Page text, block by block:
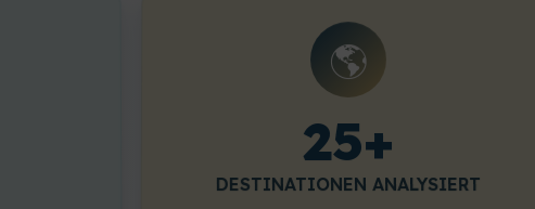
🌎
25+
DESTINATIONEN ANALYSIERT